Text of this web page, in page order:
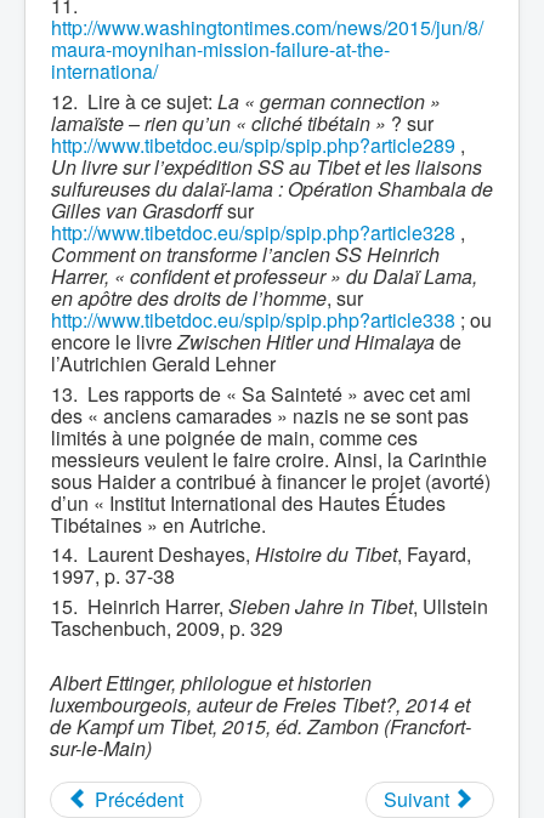
http://www.washingtontimes.com/news/2015/jun/8/
maura-moynihan-mission-failure-at-the-
internationa/
12. Lire à ce sujet: La « german connection »
lamaïste – rien qu’un « cliché tibétain » ? sur
http://www.tibetdoc.eu/spip/spip.php?article289 ,
Un livre sur l’expédition SS au Tibet et les liaisons
sulfureuses du dalaï-lama : Opération Shambala de
Gilles van Grasdorffsur
http://www.tibetdoc.eu/spip/spip.php?article328 ,
Comment on transforme l’ancien SS Heinrich
Harrer, « confident et professeur » du Dalaï Lama,
en apôtre des droits de l’homme, sur
http://www.tibetdoc.eu/spip/spip.php?article338 ; ou
encore le livreZwischen Hitler und Himalayade
l’Autrichien Gerald Lehner
13. Les rapports de « Sa Sainteté » avec cet ami
des « anciens camarades » nazis ne se sont pas
limités à une poignée de main, comme ces
messieurs veulent le faire croire. Ainsi, la Carinthie
sous Haider a contribué à financer le projet (avorté)
d’un « Institut International des Hautes Études
Tibétaines » en Autriche.
14. Laurent Deshayes, Histoire du Tibet, Fayard,
1997, p. 37-38
15. Heinrich Harrer, Sieben Jahre in Tibet, Ullstein
Taschenbuch, 2009, p. 329
Albert Ettinger, philologue et historien
luxembourgeois, auteur de Freies Tibet?, 2014 et
de Kampf um Tibet, 2015, éd. Zambon (Francfort-
sur-le-Main)
Précédent
Suivant